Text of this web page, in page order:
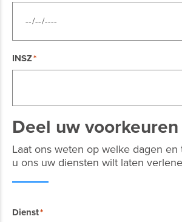
INSZ
Deel uw voorkeuren
Laat ons weten op welke dagen en
u ons uw diensten wilt laten
Dienst